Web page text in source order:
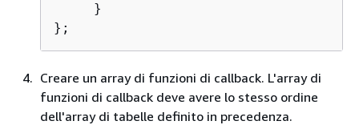
     }
};
Creare un array di funzioni di callback. L'array di
funzioni di callback deve avere lo stesso ordine
dell'array di tabelle definito in precedenza.